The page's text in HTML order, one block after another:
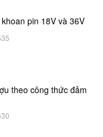
pin 18V và 36V
theo công thức đảm